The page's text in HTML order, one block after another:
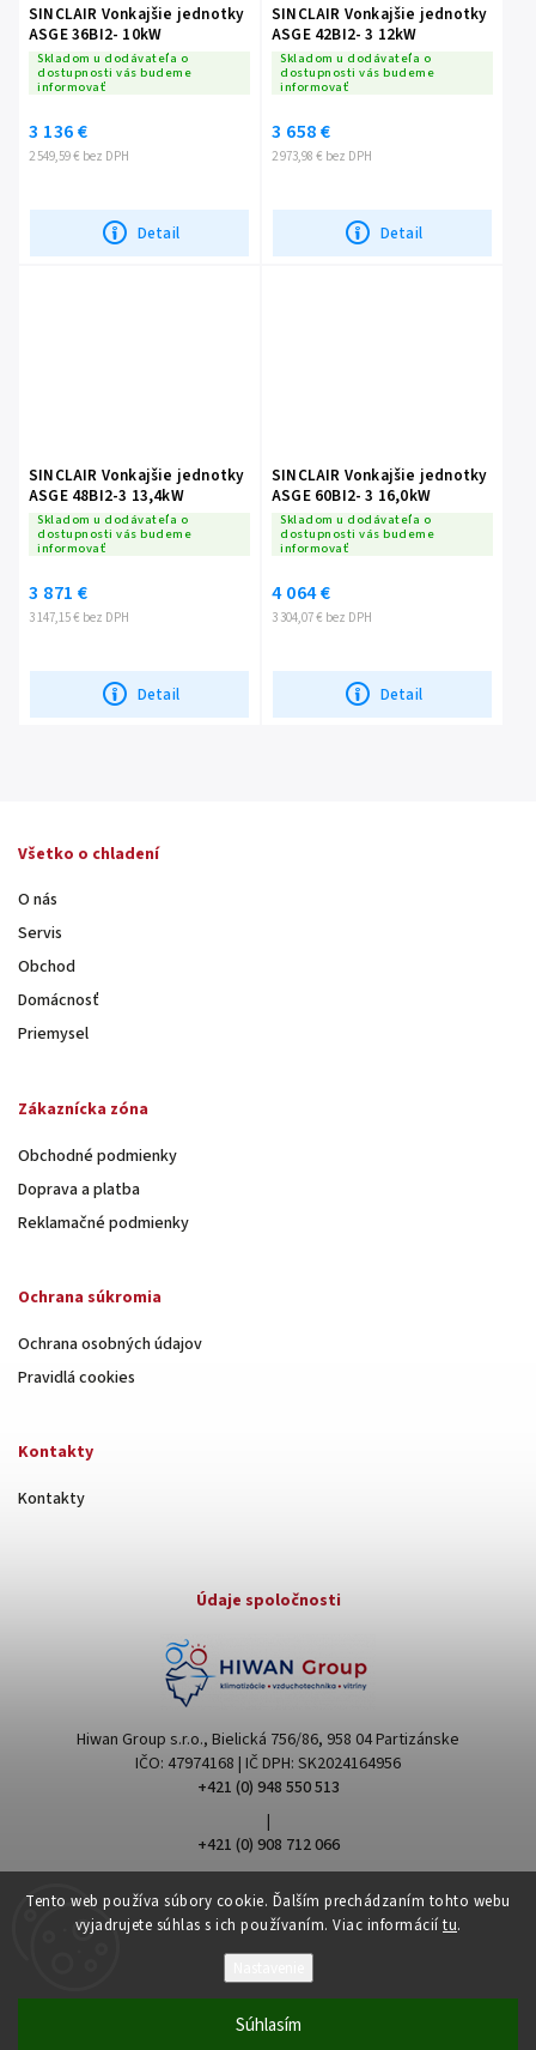
Tento web používa súbory cookie. Ďalším prechádzaním tohto webu
vyjadrujete súhlas s ich používaním. Viac informácií tu.
Súhlasím
SINCLAIR Vonkajšie jednotky
ASGE 36BI2- 10kW
Skladom u dodávateľa o
dostupnosti vás budeme
informovať
2 549,59 € bez DPH
3 136 €
Detail
SINCLAIR Vonkajšie jednotky
ASGE 42BI2- 3 12kW
Skladom u dodávateľa o
dostupnosti vás budeme
informovať
2 973,98 € bez DPH
3 658 €
Detail
SINCLAIR Vonkajšie jednotky
ASGE 48BI2-3 13,4kW
Skladom u dodávateľa o
dostupnosti vás budeme
informovať
3 147,15 € bez DPH
3 871 €
Detail
SINCLAIR Vonkajšie jednotky
ASGE 60BI2- 3 16,0kW
Skladom u dodávateľa o
dostupnosti vás budeme
informovať
3 304,07 € bez DPH
4 064 €
Detail
Všetko o chladení
O nás
Servis
Obchod
Domácnosť
Priemysel
Zákaznícka zóna
Obchodné podmienky
Doprava a platba
Reklamačné podmienky
Ochrana súkromia
Ochrana osobných údajov
Pravidlá cookies
Kontakty
Kontakty
Údaje spoločnosti
Hiwan Group s.r.o., Bielická 756/86, 958 04 Partizánske
IČO: 47974168 | IČ DPH: SK2024164956
+421 (0) 948 550 513
|
+421 (0) 908 712 066
hiwangroup@hiwangroup.com